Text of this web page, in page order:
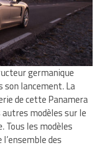
germanique
son lancement. La
de cette Panamera
modèles sur le
Tous les modèles
des